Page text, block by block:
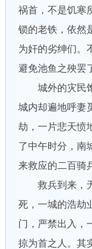
祸首，不是饥寒
锁的老铁，依然
为奸的劣绅们。
避免池鱼之殃罢
城外的灾民饱
城内却遍地呼妻
劫，一片悲天愤
了中午时分，南
来救应的二百骑
救兵到来，无
死，一城的浩劫
门，严禁出入，
掠为首之人。其